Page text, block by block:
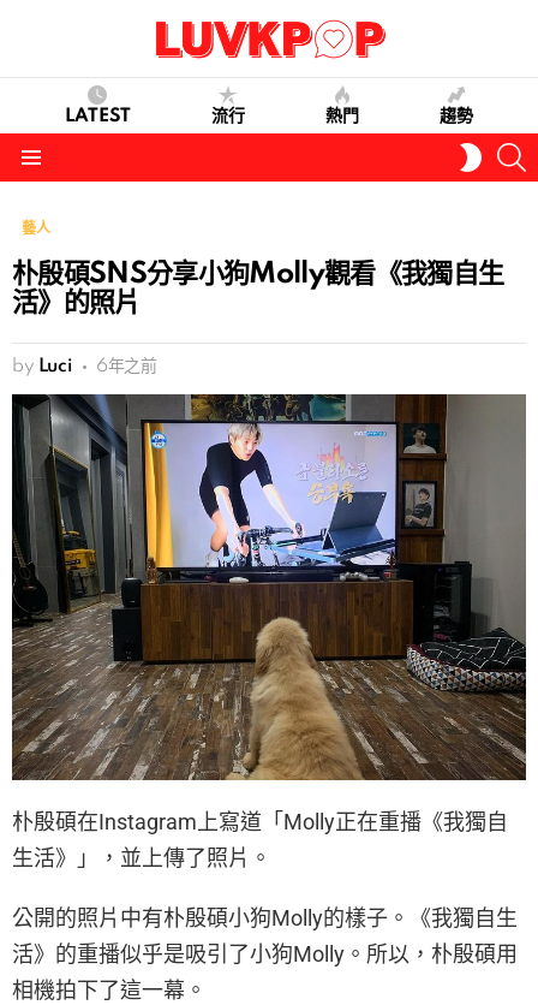
LATEST 流行 熱門 趨勢
SKIN
藝人
朴殷碩SNS分享小狗Molly觀看《我獨自生
活》的照片
by Luci 6年之前
朴殷碩在Instagram上寫道「Molly正在重播《我獨自
生活》」，並上傳了照片。
公開的照片中有朴殷碩小狗Molly的樣子。《我獨自生
活》的重播似乎是吸引了小狗Molly。所以，朴殷碩用
相機拍下了這一幕。